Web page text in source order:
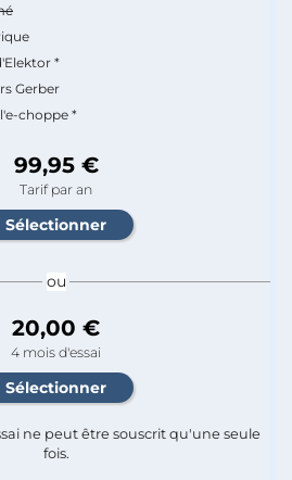
*
Gerber
choppe *
99,95 €
Tarif par an
ou
20,00 €
4 mois d'essai
ne peut être souscrit qu'une seule
fois.​